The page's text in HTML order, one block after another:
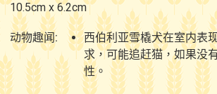
10.5cm x 6.2cm
动物趣闻:
西伯利亚雪橇犬在室内表
求，可能追赶猫，如果没
性。